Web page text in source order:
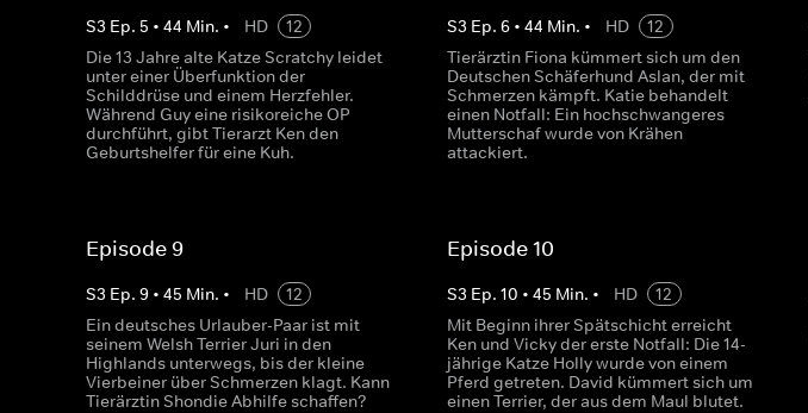
S3 Ep. 5 • 44 Min. • HD
12
Die 13 Jahre alte Katze Scratchy leidet
unter einer Überfunktion der
Schilddrüse und einem Herzfehler.
Während Guy eine risikoreiche OP
durchführt, gibt Tierarzt Ken den
Geburtshelfer für eine Kuh.
S3 Ep.6 •44 Min. • HD
12
Tierärztin Fiona kümmert sich um den
Deutschen Schäferhund Aslan, der mit
Schmerzen kämpft. Katie behandelt
einen Notfall: Ein hochschwangeres
Mutterschaf wurde von Krähen
attackiert.
Episode 9
S3 Ep. 9 • 45 Min. • HD
12
Ein deutsches Urlauber-Paar ist mit
seinem Welsh Terrier Juri in den
Highlands unterwegs, bis der kleine
Vierbeiner über Schmerzen klagt. Kann
Tierärztin Shondie Abhilfe schaffen?
Episode 10
S3 Ep.10 •45 Min. • HD
12
Mit Beginn ihrer Spätschicht erreicht
Ken und Vicky der erste Notfall: Die 14-
jährige Katze Holly wurde von einem
Pferd getreten. David kümmert sich um
einen Terrier, der aus dem Maul blutet.